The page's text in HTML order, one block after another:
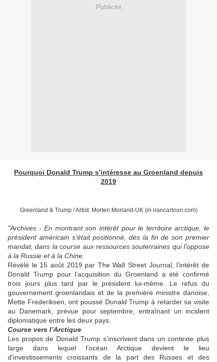
Publicité
Pourquoi Donald Trump s’intéresse au Groenland depuis
2019
Greenland & Trump / Artist: Morten Morland-UK (in irancartoon.com)
"Archives - En montrant son intérêt pour le territoire arctique, le
président américain s’était positionné, dès la fin de son premier
mandat, dans la course aux ressources souterraines qui l’oppose
à la Russie et à la Chine.
Révélé le 15 août 2019 par The Wall Street Journal, l’intérêt de
Donald Trump pour l’acquisition du Groenland a été confirmé
trois jours plus tard par le président lui-même. Le refus du
gouvernement groenlandais et de la première ministre danoise,
Mette Frederiksen, ont poussé Donald Trump à retarder sa visite
au Danemark, prévue pour septembre, entraînant un incident
diplomatique entre les deux pays.
Course vers l’Arctique
Les propos de Donald Trump s’inscrivent dans un contexte plus
large dans lequel l’océan Arctique devient le lieu
d’investissements croissants de la part des Russes et des